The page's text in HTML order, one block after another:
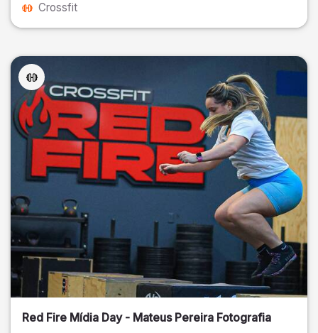
Crossfit
Red Fire Mídia Day - Mateus Pereira Fotografia